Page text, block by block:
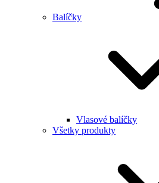
Balíčky
Vlasové balíčky
Všetky produkty